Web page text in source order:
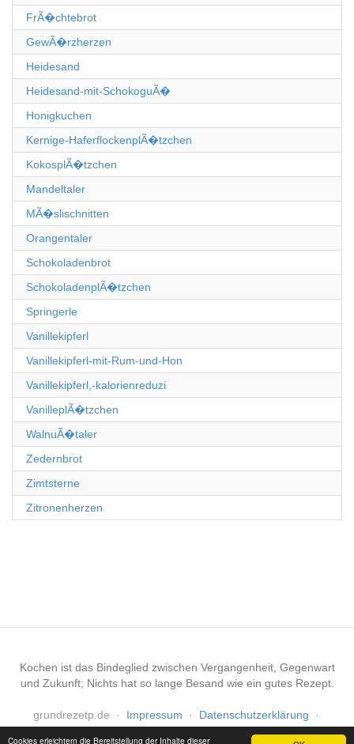
Cookies erleichtern die Bereitstellung der Inhalte dieser
FrÃ�chtebrot
GewÃ�rzherzen
Heidesand
Heidesand-mit-SchokoguÃ�
Honigkuchen
Kernige-HaferflockenplÃ�tzchen
KokosplÃ�tzchen
Mandeltaler
MÃ�slischnitten
Orangentaler
Schokoladenbrot
SchokoladenplÃ�tzchen
Springerle
Vanillekipferl
Vanillekipferl-mit-Rum-und-Hon
Vanillekipferl,-kalorienreduzi
VanilleplÃ�tzchen
WalnuÃ�taler
Zedernbrot
Zimtsterne
Zitronenherzen
Kochen ist das Bindeglied zwischen Vergangenheit, Gegenwart
und Zukunft; Nichts hat so lange Besand wie ein gutes Rezept.
grundrezetp.de · Impressum · Datenschutzerklärung
·
Haftungsausschluss